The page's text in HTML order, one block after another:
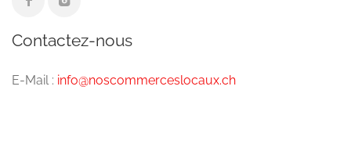
Contactez-nous
E-Mail : info@noscommerceslocaux.ch